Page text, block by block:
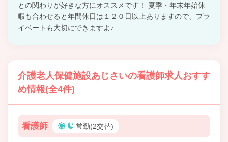
との関わりが好きな方にオススメです！ 夏季・年末年始休
暇も合わせると年間休日は１２０日以上ありますので、プラ
イベートも大切にできますよ♪
介護老人保健施設あじさいの看護師求人おすす
め情報(全4件)
看護師 常勤(2交替)